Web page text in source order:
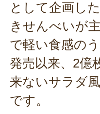
として企画し
きせんべいが
で軽い食感の
発売以来、2億
来ないサラダ
です。